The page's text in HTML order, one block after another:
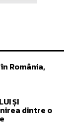
România,
ȘI
dintre o